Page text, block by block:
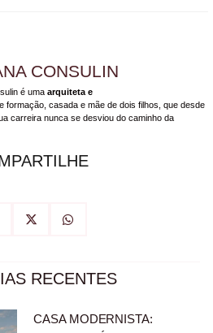
CONSULIN
é uma arquiteta e
formação, casada e mãe de dois filhos, que desde
carreira nunca se desviou do caminho da
RECENTES
CASA MODERNISTA: